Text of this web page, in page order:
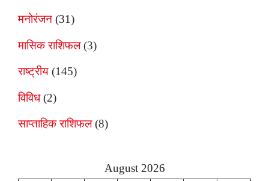
मनोरंजन (31)
मासिक राशिफल(3)
राष्ट्रीय (145)
विविध(2)
साप्ताहिक राशिफल(8)
August 2026